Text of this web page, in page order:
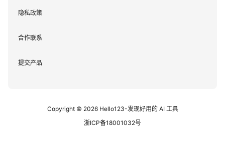
隐私政策
合作联系
提交产品
Copyright © 2026Hello123-发现好用的 AI 工具
浙ICP备18001032号